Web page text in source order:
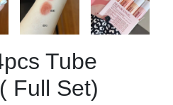
Tube
Full Set)